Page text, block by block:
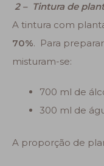
2 – Tintura de
A tintura com
70%. Para
misturam-se:
700 ml de
300 ml de
A proporção de